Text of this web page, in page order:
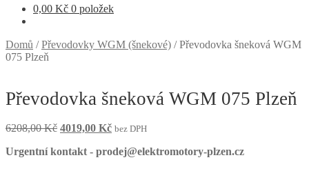
0,00 Kč 0 položek
Domů /Převodovky WGM (šnekové) /Převodovka šneková WGM
075 Plzeň
Převodovka šneková WGM 075 Plzeň
6208,00Kč Původní
byla:
4019,00 KčAktuální
je:
bez DPH
Urgentní kontakt - prodej@elektromotory-plzen.cz